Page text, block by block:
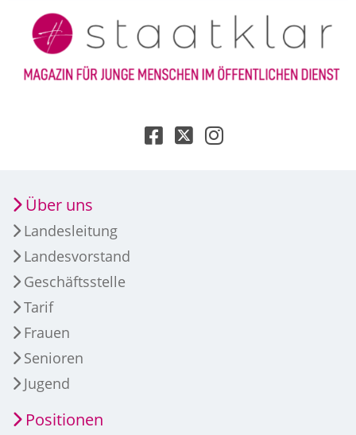
Über uns
Landesleitung
Landesvorstand
Geschäftsstelle
Tarif
Frauen
Senioren
Jugend
Positionen